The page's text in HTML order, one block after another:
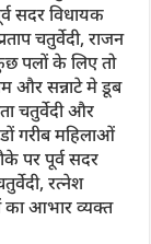
सदर विधायक
चतुर्वेदी, राजन
पलों के लिए तो
और सन्नाटे मे डूब
चतुर्वेदी और
गरीब महिलाओं
पर पूर्व सदर
रत्नेश
का आभार व्यक्त